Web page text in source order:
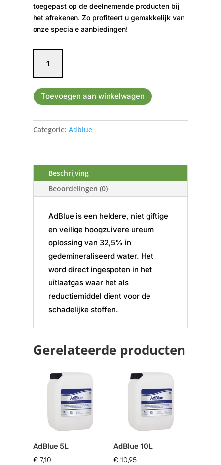
toegepast op de deelnemende producten bij
het afrekenen. Zo profiteert u gemakkelijk van
onze speciale aanbiedingen!
aantal
Toevoegen aan winkelwagen
Categorie:Adblue
Beschrijving
Beoordelingen (0)
AdBlue is een heldere, niet giftige
en veilige hoogzuivere ureum
oplossing van 32,5% in
gedemineraliseerd water. Het
word direct ingespoten in het
uitlaatgas waar het als
reductiemiddel dient voor de
schadelijke stoffen.
Gerelateerde producten
AdBlue 5L
€ 7,10
AdBlue 10L
€ 10,95